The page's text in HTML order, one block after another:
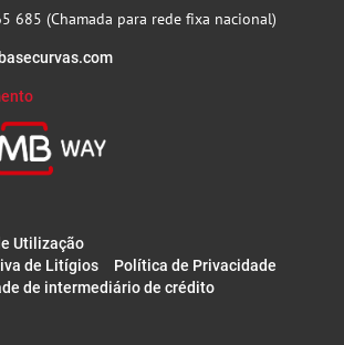
685 (Chamada para rede fixa nacional)
Utilização
de Litígios
Política de Privacidade
de intermediário de crédito